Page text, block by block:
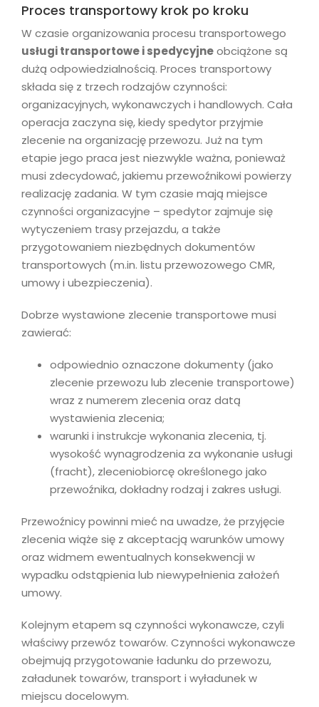
Proces transportowy krok po kroku
W czasie organizowania procesu transportowego
usługi transportowe i spedycyjneobciążone są
dużą odpowiedzialnością. Proces transportowy
składa się z trzech rodzajów czynności:
organizacyjnych, wykonawczych i handlowych. Cała
operacja zaczyna się, kiedy spedytor przyjmie
zlecenie na organizację przewozu. Już na tym
etapie jego praca jest niezwykle ważna, ponieważ
musi zdecydować, jakiemu przewoźnikowi powierzy
realizację zadania. W tym czasie mają miejsce
czynności organizacyjne – spedytor zajmuje się
wytyczeniem trasy przejazdu, a także
przygotowaniem niezbędnych dokumentów
transportowych (m.in. listu przewozowego CMR,
umowy i ubezpieczenia).
Dobrze wystawione zlecenie transportowe musi
zawierać:
odpowiednio oznaczone dokumenty (jako
zlecenie przewozu lub zlecenie transportowe)
wraz z numerem zlecenia oraz datą
wystawienia zlecenia;
warunki i instrukcje wykonania zlecenia, tj.
wysokość wynagrodzenia za wykonanie usługi
(fracht), zleceniobiorcę określonego jako
przewoźnika, dokładny rodzaj i zakres usługi.
Przewoźnicy powinni mieć na uwadze, że przyjęcie
zlecenia wiąże się z akceptacją warunków umowy
oraz widmem ewentualnych konsekwencji w
wypadku odstąpienia lub niewypełnienia założeń
umowy.
Kolejnym etapem są czynności wykonawcze, czyli
właściwy przewóz towarów. Czynności wykonawcze
obejmują przygotowanie ładunku do przewozu,
załadunek towarów, transport i wyładunek w
miejscu docelowym.